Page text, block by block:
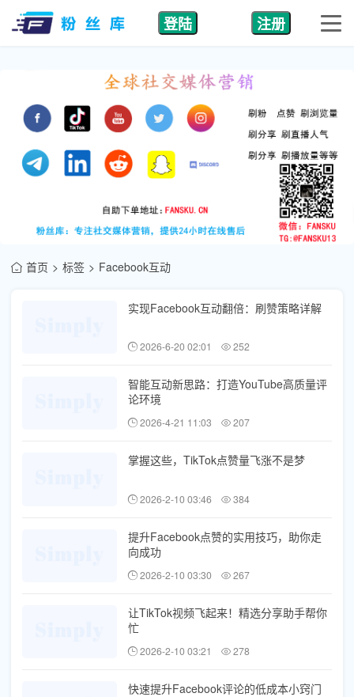
登陆 注册
首页 标签 Facebook互动
实现Facebook互动翻倍：刷赞策略详解
2026-6-20 02:01 252
智能互动新思路：打造YouTube高质量评
论环境
2026-4-21 11:03 207
掌握这些，TikTok点赞量飞涨不是梦
2026-2-10 03:46 384
提升Facebook点赞的实用技巧，助你走
向成功
2026-2-10 03:30 267
让TikTok视频飞起来！精选分享助手帮你
忙
2026-2-10 03:21 278
快速提升Facebook评论的低成本小窍门